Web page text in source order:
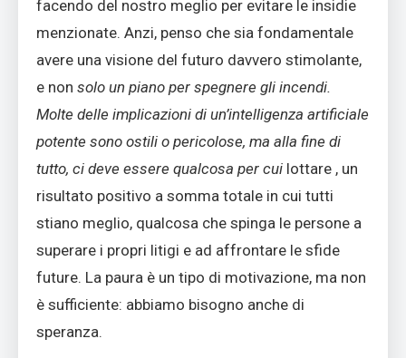
facendo del nostro meglio per evitare le insidie ​​
menzionate. Anzi, penso che sia fondamentale
avere una visione del futuro davvero stimolante,
e non solo un piano per spegnere gli incendi.
Molte delle implicazioni di un’intelligenza artificiale
potente sono ostili o pericolose, ma alla fine di
tutto, ci deve essere qualcosa per cui lottare , un
risultato positivo a somma totale in cui tutti
stiano meglio, qualcosa che spinga le persone a
superare i propri litigi e ad affrontare le sfide
future. La paura è un tipo di motivazione, ma non
è sufficiente: abbiamo bisogno anche di
speranza.